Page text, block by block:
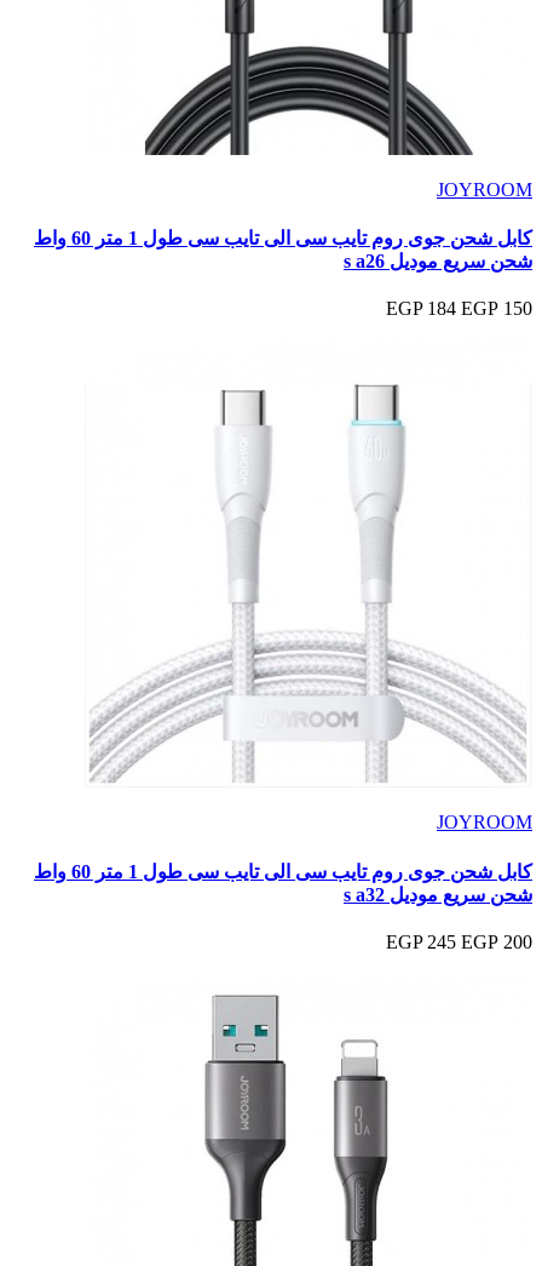
JOYROOM
كابل شحن جوى روم تايب سى الى تايب سى طول 1 متر 60 واط
شحن سريع موديل s a26
150 EGP
184 EGP
JOYROOM
كابل شحن جوى روم تايب سى الى تايب سى طول 1 متر 60 واط
شحن سريع موديل s a32
200 EGP
245 EGP